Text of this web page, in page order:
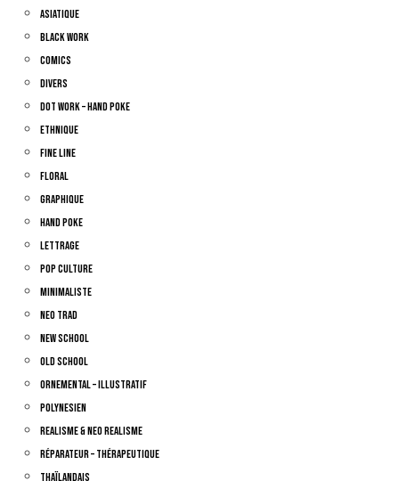
Asiatique
Black Work
Comics
Divers
Dot Work – Hand Poke
Ethnique
Fine Line
Floral
Graphique
Hand Poke
Lettrage
Pop Culture
Minimaliste
Neo Trad
New School
Old School
Ornemental – Illustratif
Polynesien
Realisme & Neo Realisme
Réparateur – Thérapeutique
Thaïlandais